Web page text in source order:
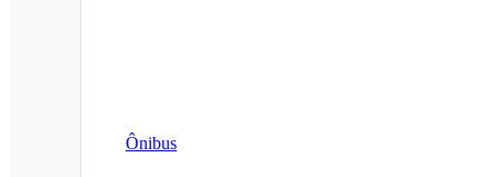
Ônibus